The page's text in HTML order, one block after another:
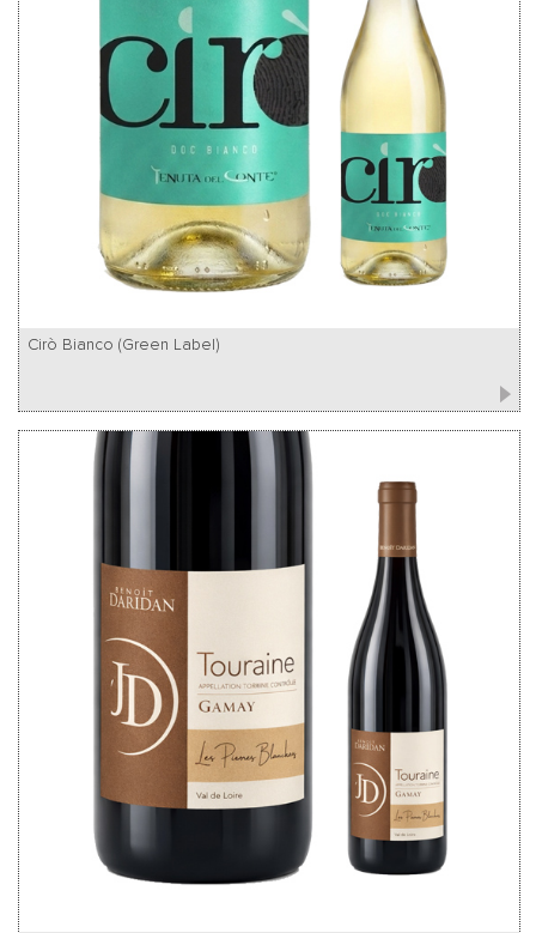
Cirò Bianco (Green Label)